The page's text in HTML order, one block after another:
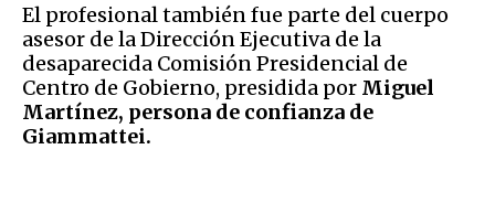
El profesional también fue parte del cuerpo
asesor de la Dirección Ejecutiva de la
desaparecida Comisión Presidencial de
Centro de Gobierno, presidida por Miguel
Martínez, persona de confianza de
Giammattei.